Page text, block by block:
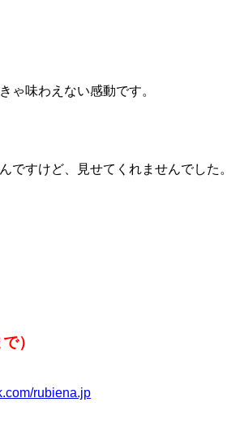
ゃ味わえない感動です。
ですけど、見せてくれませんでした。
）
rubiena.jp